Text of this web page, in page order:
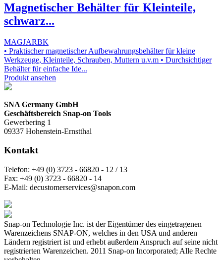
Magnetischer Behälter für Kleinteile,
schwarz...
MAGJARBK
• Praktischer magnetischer Aufbewahrungsbehälter für kleine
Werkzeuge, Kleinteile, Schrauben, Muttern u.v.m • Durchsichtiger
Behälter für einfache Ide...
Produkt ansehen
SNA Germany GmbH
Geschäftsbereich Snap-on Tools
Gewerbering 1
09337 Hohenstein-Ernstthal
Kontakt
Telefon: +49 (0) 3723 - 66820 - 12 / 13
Fax: +49 (0) 3723 - 66820 - 14
E-Mail: decustomerservices@snapon.com
Snap-on Technologie Inc. ist der Eigentümer des eingetragenen
Warenzeichens SNAP-ON, welches in den USA und anderen
Ländern registriert ist und erhebt außerdem Anspruch auf seine nicht
registrierten Warenzeichen. 2011 Snap-on Incorporated; Alle Rechte